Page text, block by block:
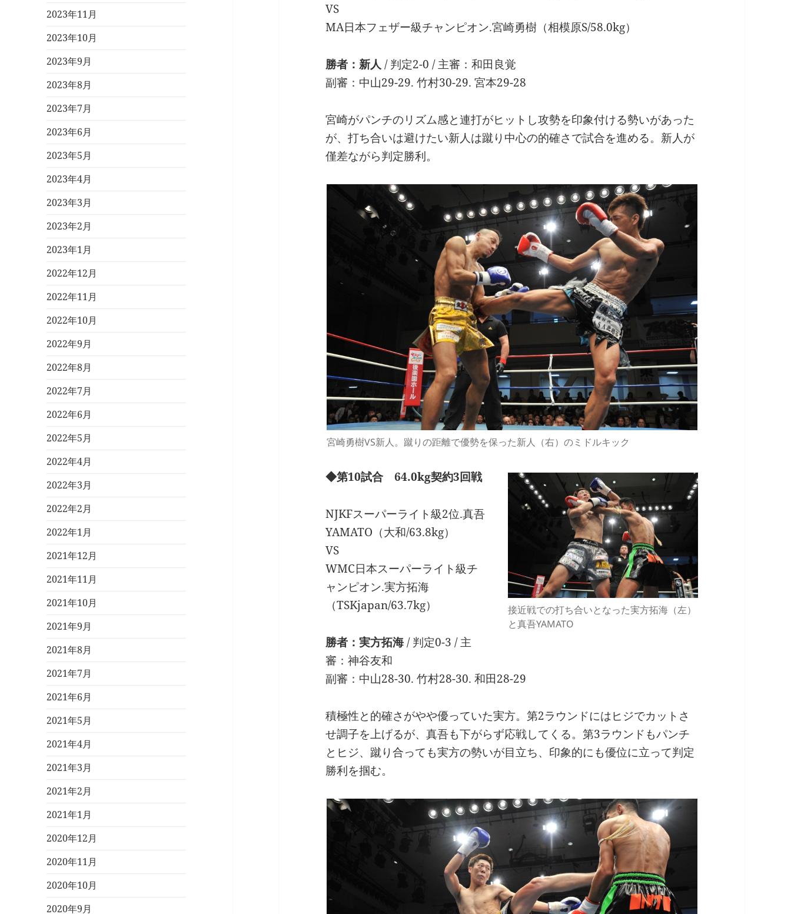
2023年11月
2023年10月
2023年9月
2023年8月
2023年7月
2023年6月
2023年5月
2023年4月
2023年3月
2023年2月
2023年1月
2022年12月
2022年11月
2022年10月
2022年9月
2022年8月
2022年7月
2022年6月
2022年5月
2022年4月
2022年3月
2022年2月
2022年1月
2021年12月
2021年11月
2021年10月
2021年9月
2021年8月
2021年7月
2021年6月
2021年5月
2021年4月
2021年3月
2021年2月
2021年1月
2020年12月
2020年11月
2020年10月
2020年9月
VS
MA日本フェザー級チャンピオン.宮崎勇樹（相模原S/58.0kg）
勝者：新人 / 判定2-0 / 主審：和田良覚
副審：中山29-29. 竹村30-29. 宮本29-28
宮崎がパンチのリズム感と連打がヒットし攻勢を印象付ける勢いがあった
が、打ち合いは避けたい新人は蹴り中心の的確さで試合を進める。新人が
僅差ながら判定勝利。
宮崎勇樹VS新人。蹴りの距離で優勢を保った新人（右）のミドルキック
接近戦での打ち合いとなった実方拓海（左）
と真吾YAMATO
◆第10試合 64.0kg契約3回戦
NJKFスーパーライト級2位.真吾
YAMATO（大和/63.8kg）
VS
WMC日本スーパーライト級チ
ャンピオン.実方拓海
（TSKjapan/63.7kg）
勝者：実方拓海/ 判定0-3 / 主
審：神谷友和
副審：中山28-30. 竹村28-30. 和田28-29
積極性と的確さがやや優っていた実方。第2ラウンドにはヒジでカットさ
せ調子を上げるが、真吾も下がらず応戦してくる。第3ラウンドもパンチ
とヒジ、蹴り合っても実方の勢いが目立ち、印象的にも優位に立って判定
勝利を掴む。